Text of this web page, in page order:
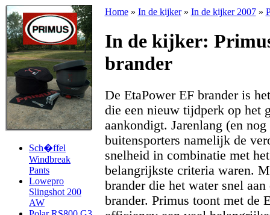
Sch�ffel
Windbreak
Pants
Lowepro
Slingshot 200
AW
Home» In de kijker» In de kijker 2007»
In de kijker:
brander
De EtaPower EF brander is
die een nieuw tijdperk op het
aankondigt. Jarenlang (en
buitensporters namelijk de
snelheid in combinatie met
belangrijkste criteria waren.
brander die het water snel
brander. Primus toont met de